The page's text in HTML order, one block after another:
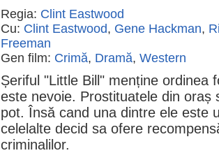
Regia: Clint Eastwood
Cu: Clint Eastwood, Gene Hackman,
Freeman
Gen film: Crimă, Dramă, Western
Șeriful "Little Bill" menține ordinea
este nevoie. Prostituatele din oraș
pot. Însă cand una dintre ele este
celelalte decid sa ofere
criminalilor.